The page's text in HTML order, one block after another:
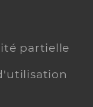
partielle